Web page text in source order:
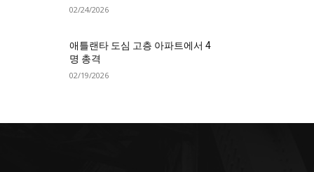
02/24/2026
애틀랜타 도심 고층 아파트에서 4
명 총격
02/19/2026